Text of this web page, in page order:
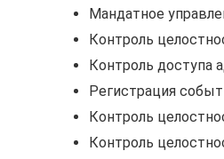
Мандатное
Контроль
Контроль доступа
Регистрация
Контроль
Контроль